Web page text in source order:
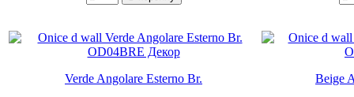
Verde Angolare Esterno Br.
Beige